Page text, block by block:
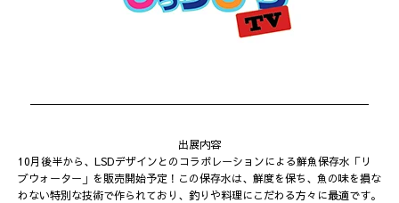
出展内容
10月後半から、LSDデザインとのコラボレーションによる鮮魚保存水「リ
ブウォーター」を販売開始予定！この保存水は、鮮度を保ち、魚の味を損な
わない特別な技術で作られており、釣りや料理にこだわる方々に最適です。